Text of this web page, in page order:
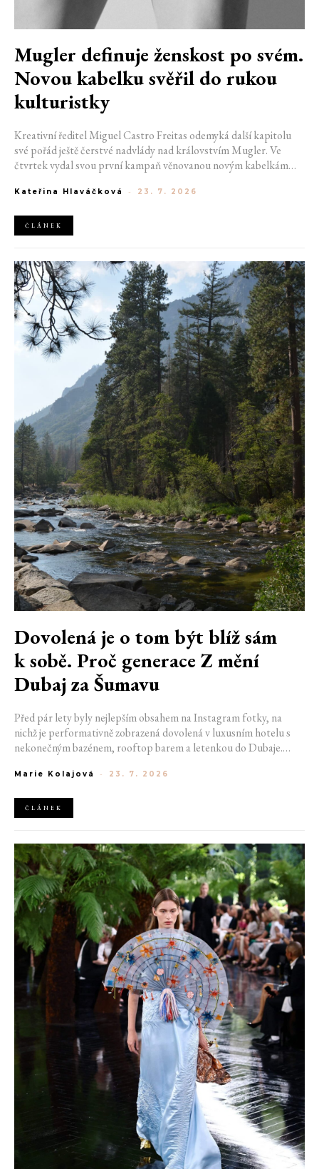
Mugler definuje ženskost po svém.
Novou kabelku svěřil do rukou
kulturistky
Kreativní ředitel Miguel Castro Freitas odemyká další kapitolu
své pořád ještě čerstvé nadvlády nad královstvím Mugler. Ve
čtvrtek vydal svou první kampaň věnovanou novým kabelkám
do módního domu dorazil. Umně mísí výrazy minulosti a dávných
Kateřina Hlaváčková - 23. 7. 2026
ČLÁNEK
Dovolená je o tom být blíž sám
k sobě. Proč generace Z mění
Dubaj za Šumavu
Před pár lety byly nejlepším obsahem na Instagram fotky, na
nichž je performativně zobrazená dovolená v luxusním hotelu s
nekonečným bazénem, rooftop barem a letenkou do Dubaje.
horách. Ranní koupání v lomu. Výlet vlakem na Šumavu.
Marie Kolajová - 23. 7. 2026
ČLÁNEK